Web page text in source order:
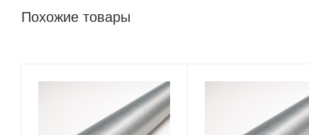
Похожие товары